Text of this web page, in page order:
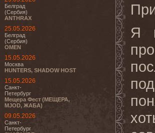
Белград
(Сербия)
ANTHRAX
25.05.2026
Белград
(Сербия)
OMEN
15.05.2026
Москва
HUNTERS, SHADOW HOST
15.05.2026
Санкт-
Петербург
Мещера Фест (МЕЩЕРА,
MJOD, ЖАБА)
09.05.2026
Санкт-
Петербург
Я